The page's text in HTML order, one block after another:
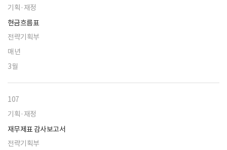
기획·재정
현금흐름표
전략기획부
매년
3월
107
기획·재정
재무제표 감사보고서
전략기획부